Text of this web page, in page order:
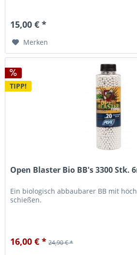
15,00 € *
Merken
TIPP!
Open Blaster Bio BB's 3300 Stk.
Ein biologisch abbaubarer BB mit
schießen.
16,00 € * 24,90 € *